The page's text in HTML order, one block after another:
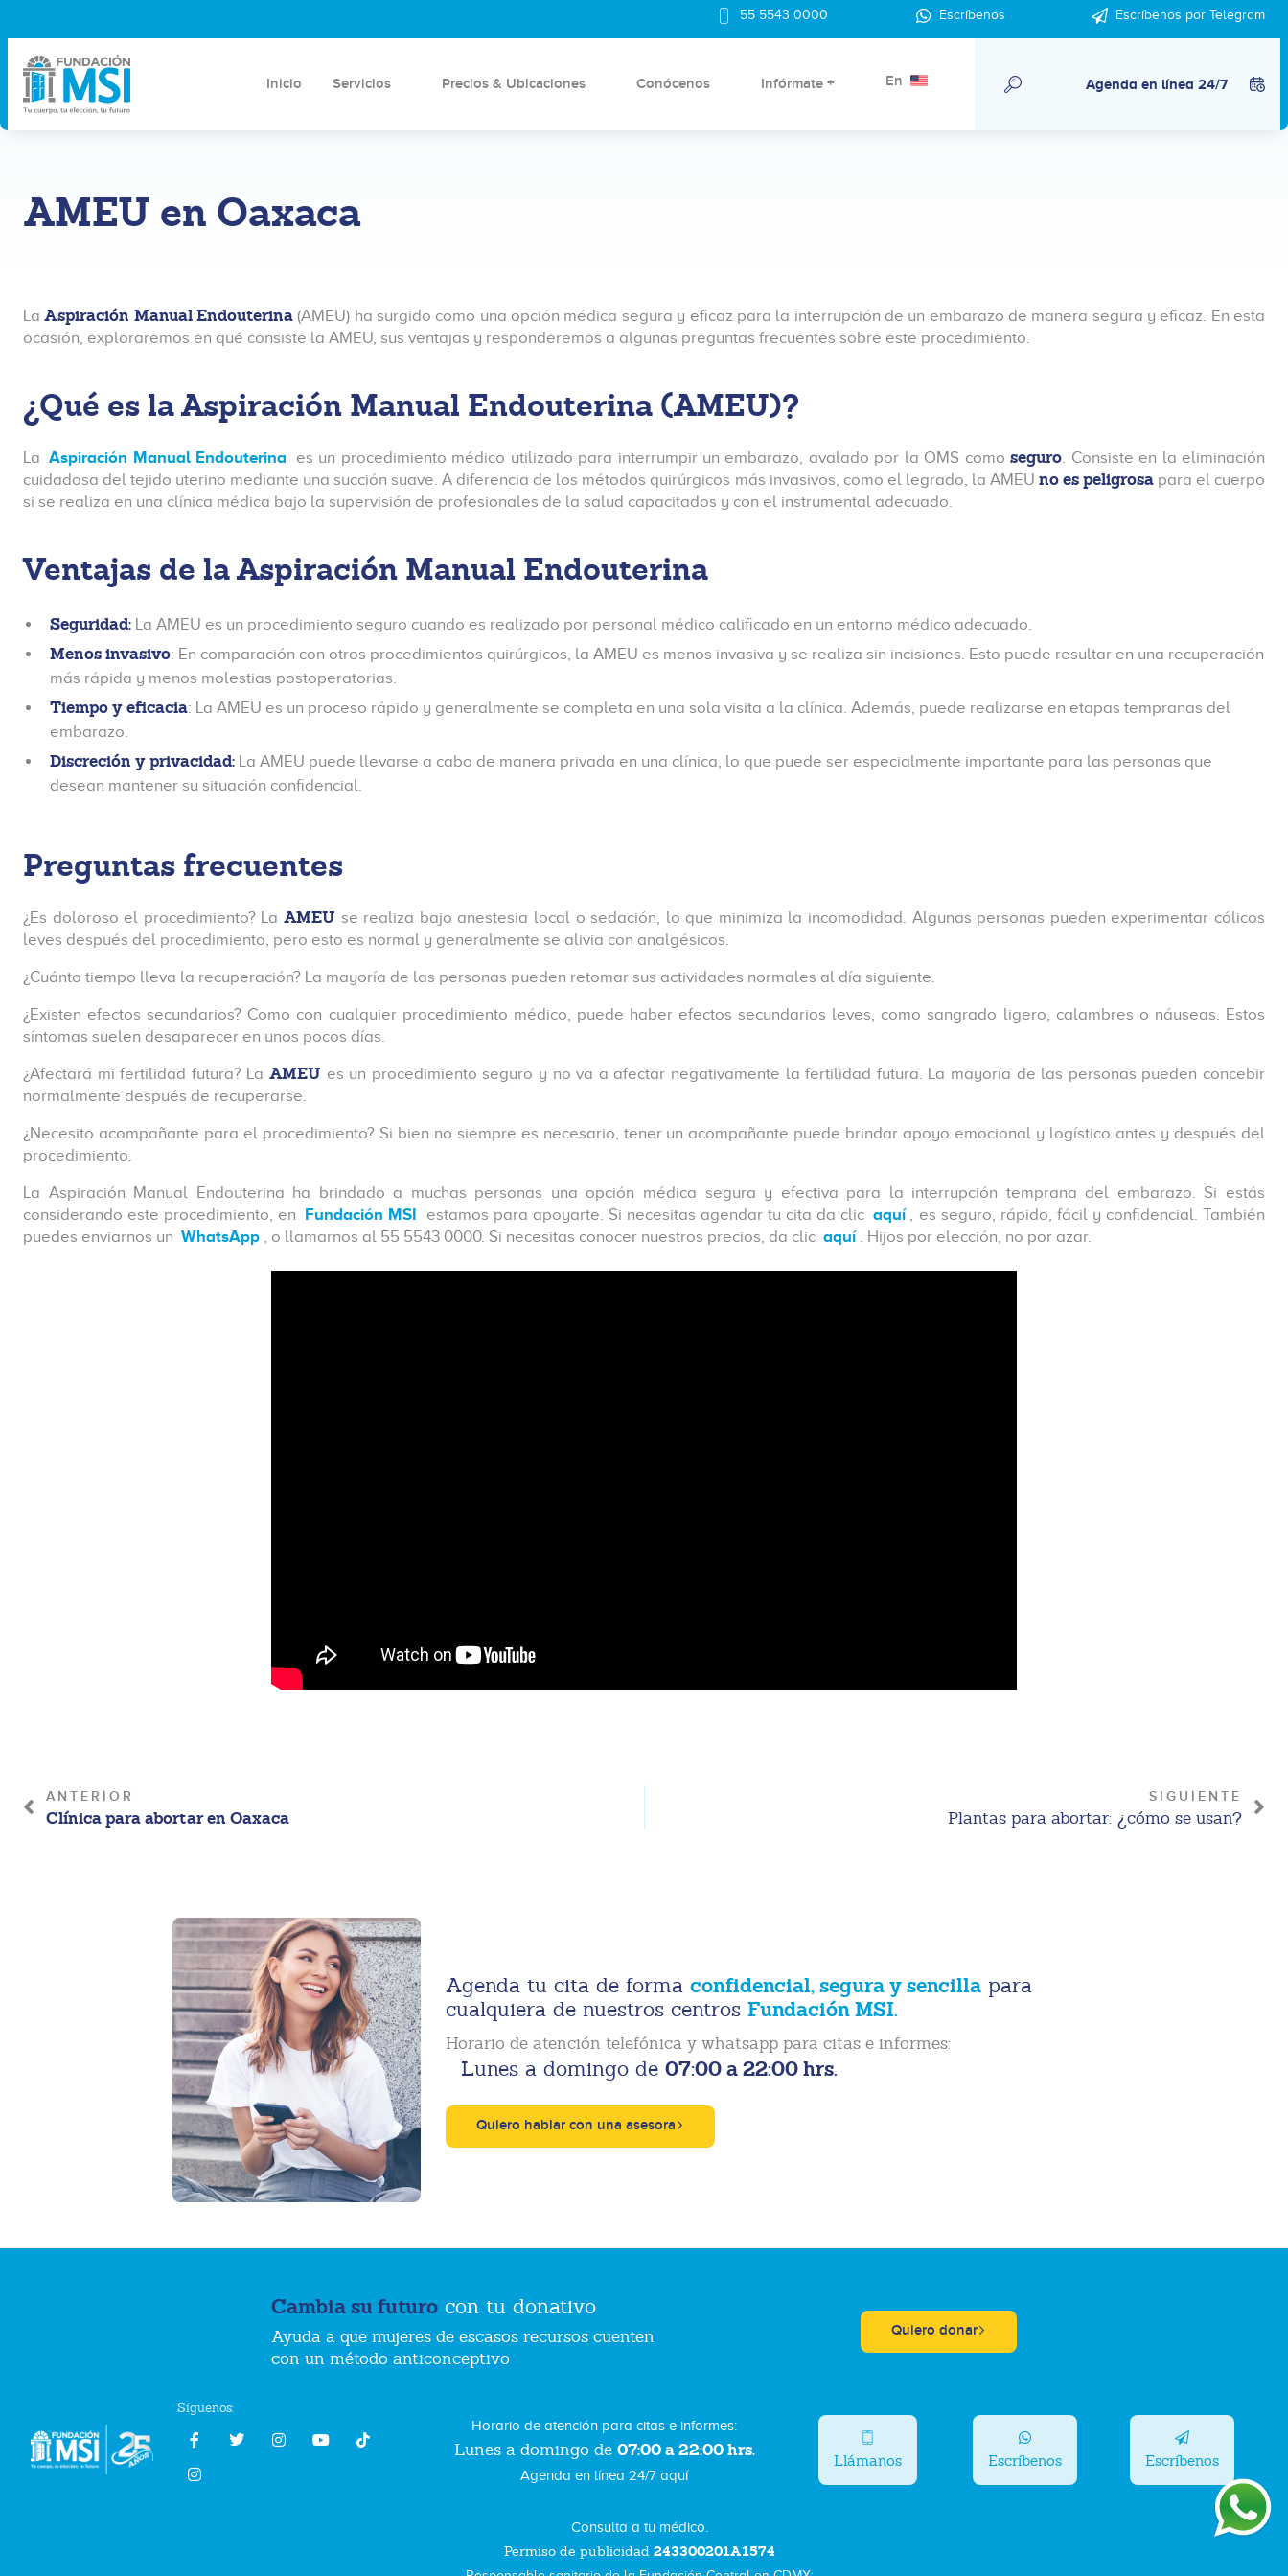
55 5543 0000 Escríbenos Escríbenos por Telegram
Inicio Servicios Precios & Ubicaciones Conócenos Infórmate + En Agenda en línea 24/7
AMEU en Oaxaca
LaAspiración Manual Endouterina (AMEU) ha surgido como una opción médica segura y eficaz para la interrupción de un embarazo de manera segura y eficaz. En esta
ocasión, exploraremos en qué consiste la AMEU, sus ventajas y responderemos a algunas preguntas frecuentes sobre este procedimiento.
¿Qué es la Aspiración Manual Endouterina (AMEU)?
La Aspiración Manual Endouterina es un procedimiento médico utilizado para interrumpir un embarazo, avalado por la OMS comoseguro. Consiste en la eliminación
cuidadosa del tejido uterino mediante una succión suave. A diferencia de los métodos quirúrgicos más invasivos, como el legrado, la AMEU no es peligrosapara el cuerpo
si se realiza en una clínica médica bajo la supervisión de profesionales de la salud capacitados y con el instrumental adecuado.
Ventajas de la Aspiración Manual Endouterina
Seguridad: La AMEU es un procedimiento seguro cuando es realizado por personal médico calificado en un entorno médico adecuado.
Menos invasivo: En comparación con otros procedimientos quirúrgicos, la AMEU es menos invasiva y se realiza sin incisiones. Esto puede resultar en una recuperación
más rápida y menos molestias postoperatorias.
Tiempo y eficacia: La AMEU es un proceso rápido y generalmente se completa en una sola visita a la clínica. Además, puede realizarse en etapas tempranas del
embarazo.
Discreción y privacidad: La AMEU puede llevarse a cabo de manera privada en una clínica, lo que puede ser especialmente importante para las personas que
desean mantener su situación confidencial.
Preguntas frecuentes
¿Es doloroso el procedimiento? La AMEU se realiza bajo anestesia local o sedación, lo que minimiza la incomodidad. Algunas personas pueden experimentar cólicos
leves después del procedimiento, pero esto es normal y generalmente se alivia con analgésicos.
¿Cuánto tiempo lleva la recuperación? La mayoría de las personas pueden retomar sus actividades normales al día siguiente.
¿Existen efectos secundarios? Como con cualquier procedimiento médico, puede haber efectos secundarios leves, como sangrado ligero, calambres o náuseas. Estos
síntomas suelen desaparecer en unos pocos días.
¿Afectará mi fertilidad futura? La AMEU es un procedimiento seguro y no va a afectar negativamente la fertilidad futura. La mayoría de las personas pueden concebir
normalmente después de recuperarse.
¿Necesito acompañante para el procedimiento? Si bien no siempre es necesario, tener un acompañante puede brindar apoyo emocional y logístico antes y después del
procedimiento.
La Aspiración Manual Endouterina ha brindado a muchas personas una opción médica segura y efectiva para la interrupción temprana del embarazo. Si estás
considerando este procedimiento, en Fundación MSI estamos para apoyarte. Si necesitas agendar tu cita da clic aquí , es seguro, rápido, fácil y confidencial. También
puedes enviarnos un WhatsApp , o llamarnos al 55 5543 0000. Si necesitas conocer nuestros precios, da clic aquí . Hijos por elección, no por azar.
ANTERIOR
Clínica para abortar en Oaxaca
SIGUIENTE
Plantas para abortar: ¿cómo se usan?
Agenda tu cita de forma confidencial, segura y sencillapara
cualquiera de nuestros centros Fundación MSI.
Horario de atención telefónica y whatsapp para citas e informes:
Lunes a domingo de 07:00 a 22:00 hrs.
Quiero hablar con una asesora
Cambia su futuro con tu donativo
Ayuda a que mujeres de escasos recursos cuenten
con un método anticonceptivo
Quiero donar
Síguenos:
Horario de atención para citas e informes:
Lunes a domingo de 07:00 a 22:00 hrs.
Agenda en línea 24/7 aquí
Llámanos Escríbenos Escríbenos
Consulta a tu médico.
Permiso de publicidad243300201A1574